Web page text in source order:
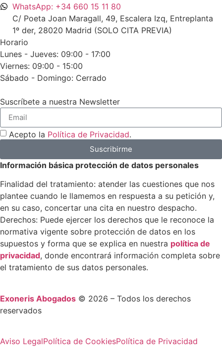
WhatsApp: +34 660 15 11 80
C/ Poeta Joan Maragall, 49, Escalera Izq, Entreplanta
1º der, 28020 Madrid (SOLO CITA PREVIA)
Horario
Lunes - Jueves: 09:00 - 17:00
Viernes: 09:00 - 15:00
Sábado - Domingo: Cerrado
Suscríbete a nuestra Newsletter
Acepto la Política de Privacidad.
Suscribirme
Información básica protección de datos personales
Finalidad del tratamiento: atender las cuestiones que nos
plantee cuando le llamemos en respuesta a su petición y,
en su caso, concertar una cita en nuestro despacho.
Derechos: Puede ejercer los derechos que le reconoce la
normativa vigente sobre protección de datos en los
supuestos y forma que se explica en nuestra política de
privacidad, donde encontrará información completa sobre
el tratamiento de sus datos personales.
Exoneris Abogados © 2026 – Todos los derechos
reservados
Aviso LegalPolítica de CookiesPolítica de Privacidad